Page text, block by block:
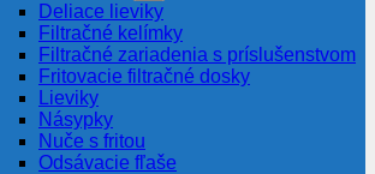
Deliace lieviky
Filtračné kelímky
Filtračné zariadenia s príslušenstvom
Fritovacie filtračné dosky
Lieviky
Násypky
Nuče s fritou
Odsávacie fľaše